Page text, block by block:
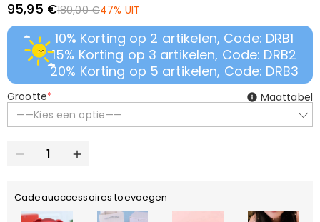
95,95 €180,00 €47% UIT
10% Korting op 2 artikelen, Code: DRB1
15% Korting op 3 artikelen, Code: DRB2
20% Korting op 5 artikelen, Code: DRB3
Grootte*
——Kies een optie——
Maattabel
Cadeauaccessoires toevoegen